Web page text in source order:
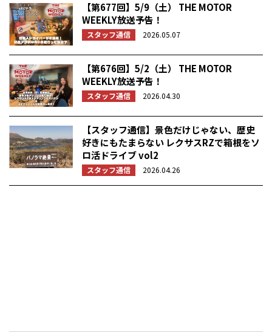
【第677回】5/9（土） THE MOTOR
WEEKLY放送予告！
スタッフ通信 2026.05.07
【第676回】5/2（土） THE MOTOR
WEEKLY放送予告！
スタッフ通信 2026.04.30
【スタッフ通信】景色だけじゃない、歴史
好きにもたまらない レクサスRZで箱根をソ
ロ活ドライブ vol2
スタッフ通信 2026.04.26